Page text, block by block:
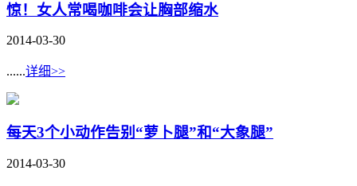
惊！女人常喝咖啡会让胸部缩水
2014-03-30
......详细>>
每天3个小动作告别“萝卜腿”和“大象腿”
2014-03-30